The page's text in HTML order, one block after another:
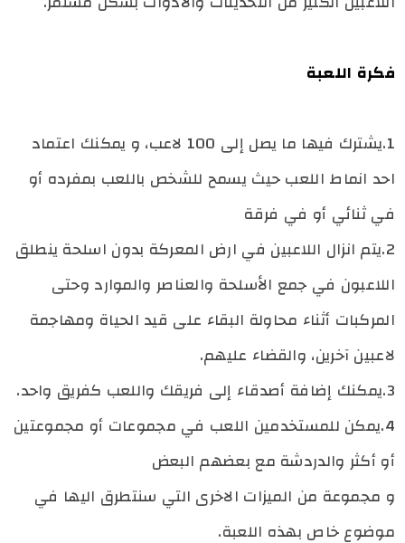
فكرة اللعبة
1.يشترك فيها ما يصل إلى 100 لاعب، و يمكنك اعتماد
احد انماط اللعب حيث يسمح للشخص باللعب بمفرده أو
في ثنائي أو في فرقة
2.يتم انزال اللاعبين في ارض المعركة بدون اسلحة ينطلق
اللاعبون في جمع الأسلحة والعناصر والموارد وحتى
المركبات أثناء محاولة البقاء على قيد الحياة ومهاجمة
لاعبين آخرين، والقضاء عليهم.
3.يمكنك إضافة أصدقاء إلى فريقك واللعب كفريق واحد.
4.يمكن للمستخدمين اللعب في مجموعات أو مجموعتين
أو أكثر والدردشة مع بعضهم البعض
و مجموعة من الميزات الاخرى التي سنتطرق اليها في
موضوع خاص بهذه اللعبة.